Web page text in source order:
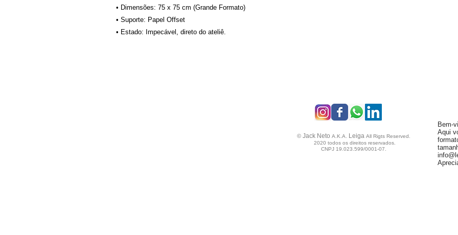
• Dimensões: 75 x 75 cm (Grande Formato)
• Suporte: Papel Offset
• Estado: Impecável, direto do ateliê.
© Jack Neto A.K.A. Leiga All Rigts Reserved.
2020 todos os direitos reservados.
CNPJ 19.023.599/0001-07.
Bem-
Aqui